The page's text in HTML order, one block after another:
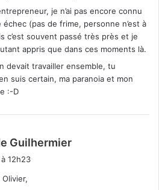
je n’ai pas encore connu
échec (pas de frime, personne n’est à
c’est souvent passé très près et je
appris que dans ces moments là.
devait travailler ensemble, tu
suis certain, ma paranoia et mon
:-D
Guilhermier
12h23